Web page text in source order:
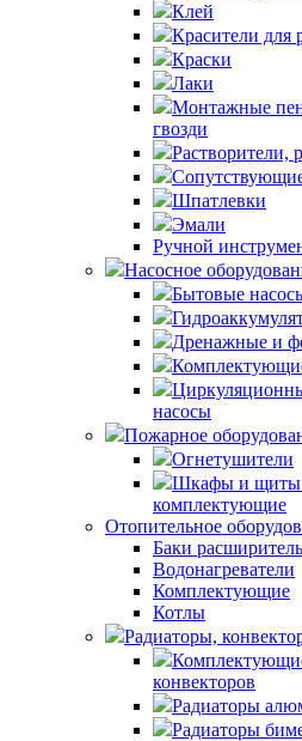
Клей
Красители для
Краски
Лаки
Монтажные
гвозди
Растворители,
Шпатлевки
Эмали
Ручной
Насосное
Бытовые
Дренажные и
насосы
Пожарное
Огнетушители
Шкафы и щиты
комплектующие
Отопительное
Баки
Водонагреватели
Комплектующие
Котлы
Радиаторы,
конвекторов
Радиаторы
Радиаторы